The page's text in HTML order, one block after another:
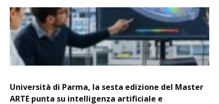
Università di Parma, la sesta edizione del Master
ARTE punta su intelligenza artificiale e